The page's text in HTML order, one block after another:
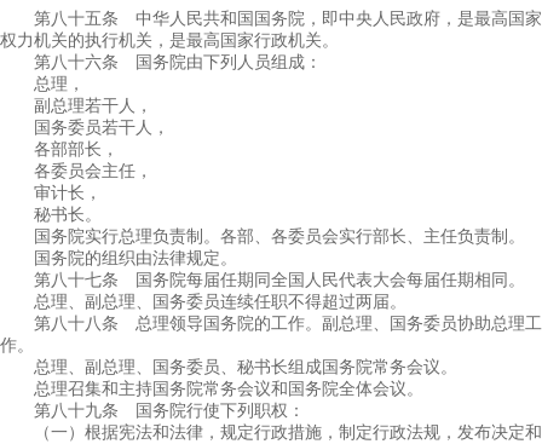
第八十五条 中华人民共和国国务院，即中央人民政府，是最高国家
权力机关的执行机关，是最高国家行政机关。
第八十六条 国务院由下列人员组成：
总理，
副总理若干人，
国务委员若干人，
各部部长，
各委员会主任，
审计长，
秘书长。
国务院实行总理负责制。各部、各委员会实行部长、主任负责制。
国务院的组织由法律规定。
第八十七条 国务院每届任期同全国人民代表大会每届任期相同。
总理、副总理、国务委员连续任职不得超过两届。
第八十八条 总理领导国务院的工作。副总理、国务委员协助总理工
作。
总理、副总理、国务委员、秘书长组成国务院常务会议。
总理召集和主持国务院常务会议和国务院全体会议。
第八十九条 国务院行使下列职权：
（一）根据宪法和法律，规定行政措施，制定行政法规，发布决定和